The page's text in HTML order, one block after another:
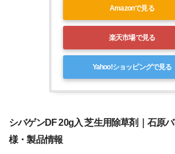
Amazonで見る
楽天市場で見る
Yahoo!ショッピングで見る
シバゲンDF 20g入 芝生用除草剤｜石原
様・製品情報